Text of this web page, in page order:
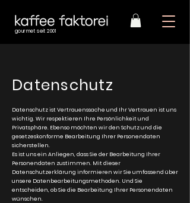
gourmet seit 2001
Geschäftsbedingungen der kaffee faktorei irgendwelche
Widersprüche ergeben, so haben die Bestimmungen
Datenschutz ist Vertrauenssache und Ihr Vertrauen ist uns
wichtig. Wir respektieren Ihre Persönlichkeit und
Privatsphäre. Ebenso möchten wir den Schutz und die
gesetzeskonforme Bearbeitung Ihrer Personendaten
sicherstellen.
Es ist uns ein Anliegen, dass Sie der Bearbeitung Ihrer
Personendaten zustimmen. Mit dieser
Datenschutzerklärung informieren wir Sie umfassend über
unsere Datenbearbeitungsmethoden. Und Sie
entscheiden, ob Sie die Bearbeitung Ihrer Personendaten
wünschen.
Datenschutz